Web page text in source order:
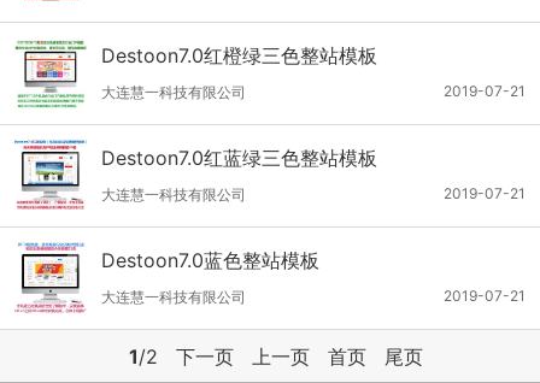
Destoon7.0红橙绿三色整站模板
2019-07-21
大连慧一科技有限公司
Destoon7.0红蓝绿三色整站模板
2019-07-21
大连慧一科技有限公司
Destoon7.0蓝色整站模板
2019-07-21
大连慧一科技有限公司
1/2 下一页 上一页 首页 尾页